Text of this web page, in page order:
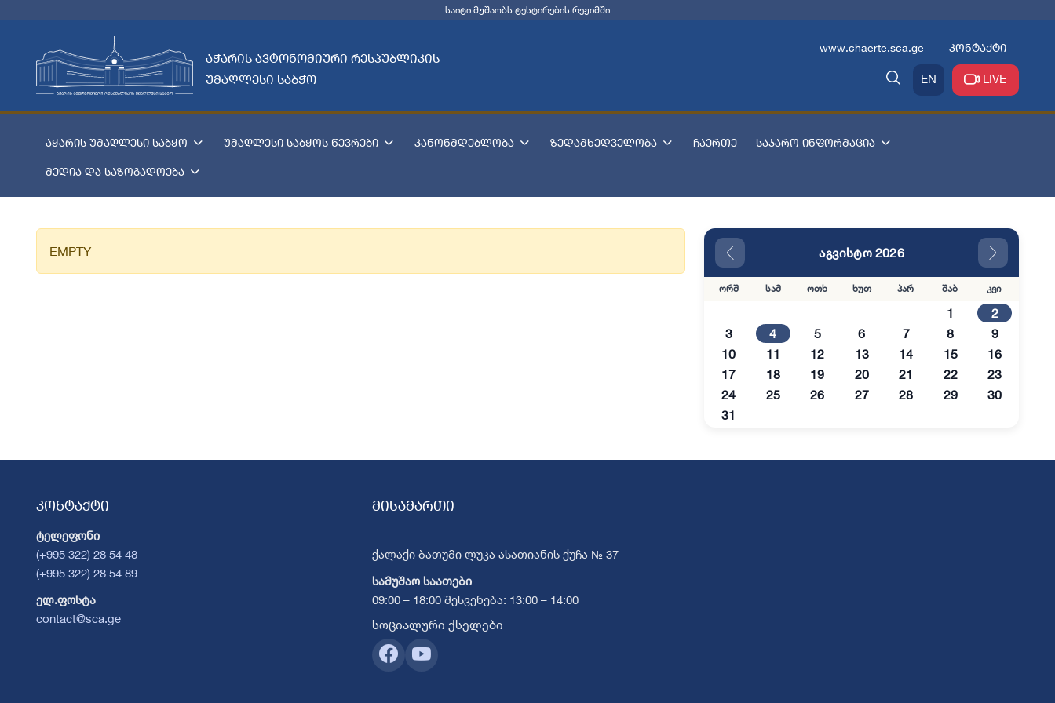
საიტი მუშაობს ტესტირების რეჟიმში
აჭარის ავტონომიური რესპუბლიკის
უმაღლესი საბჭო
www.chaerte.sca.ge კონტაქტი
EN LIVE
აჭარის უმაღლესი საბჭო უმაღლესი საბჭოს წევრები კანონმდებლობა ზედამხედველობა ჩაერთე საჯარო ინფორმაცია
მედია და საზოგადოება
EMPTY აგვისტო 2026
ორშ სამ ოთხ ხუთ პარ შაბ კვი
1
2
3
4 5 6 7 8
9
10
11 12 13 14 15
16
17
18 19 20 21 22
23
24
25 26 27 28 29
30
31
კონტაქტი
ტელეფონი
(+995 322) 28 54 48
(+995 322) 28 54 89
ელ.ფოსტა
contact@sca.ge
მისამართი
ქალაქი ბათუმი ლუკა ასათიანის ქუჩა № 37
სამუშაო საათები
09:00 – 18:00 შესვენება: 13:00 – 14:00
სოციალური ქსელები